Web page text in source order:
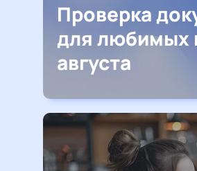
Проверка
для любимых
августа